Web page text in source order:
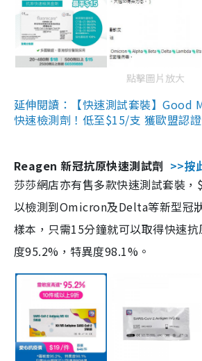
點擊圖片放大
延伸閱讀：【快速測試套裝】Good
快速檢測劑！低至$15/支 獲歐盟認
Reagen 新冠抗原快速測試劑 >>按
莎莎網店亦有售多款快速測試套裝
以檢測到Omicron及Delta等新型冠
樣本，只需15分鐘就可以取得快速
度95.2%，特異度98.1%。